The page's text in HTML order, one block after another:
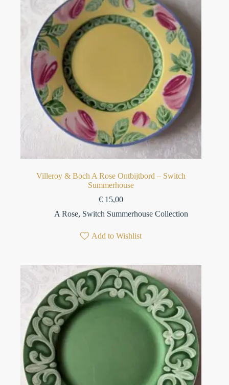
Villeroy & Boch A Rose Ontbijtbord – Switch
Summerhouse
€ 15,00
A Rose, Switch Summerhouse Collection
Add to Wishlist